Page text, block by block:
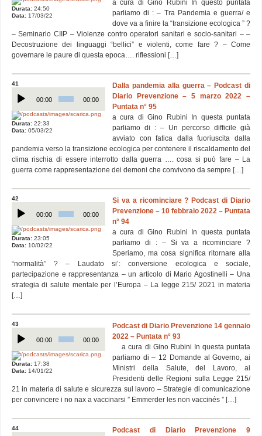
Durata: 24:50
Data: 17/03/22
a cura di Gino Rubini In questo puntata
parliamo di : – Tra Pandemia e guerra/ e
dove va a finire la “transizione ecologica ” ?
– Seminario CIIP – Violenze contro operatori sanitari e socio-sanitari – –
Decostruzione dei linguaggi “bellici” e violenti, come fare ? – Come
governare le paure di questa epoca…. riflessioni […]
41
Player
00:00 00:00
Durata: 22:33
Data: 05/03/22
Dalla pandemia alla guerra – Podcast di
Diario Prevenzione – 5 marzo 2022 –
Puntata n° 95
a cura di Gino Rubini In questa puntata
parliamo di : – Un percorso difficile già
avviato con fatica dalla fuoriuscita dalla
pandemia verso la transizione ecologica per contenere il riscaldamento del
clima rischia di essere interrotto dalla guerra …. cosa si può fare – La
guerra come rappresentazione dei demoni che convivono da sempre […]
42
Player
00:00 00:00
Durata: 23:05
Data: 10/02/22
Si va a ricominciare ? Podcast di Diario
Prevenzione – 10 febbraio 2022 – Puntata
n° 94
a cura di Gino Rubini In questa puntata
parliamo di : – Si va a ricominciare ?
Speriamo, ma cosa significa ritornare alla
“normalità” ? – Laudato si’: conversione ecologica e sociale,
partecipazione e rappresentanza – un articolo di Mario Agostinelli – Una
strategia di salute mentale per l’Europa – La legge 215/ 2021 in materia
[…]
43
Player
00:00 00:00
Durata: 17:38
Data: 14/01/22
Podcast di Diario Prevenzione 14 gennaio
2022 – Puntata n° 93
a cura di Gino Rubini In questa puntata
parliamo di – 12 Domande al Governo, ai
Ministri della Salute, del Lavoro, ai
Presidenti delle Regioni sulla Legge 215/
21 in materia di salute e sicurezza sul lavoro – Strategie di comunicazione
per convincere i no nax a vaccinarsi ” Emmerder les non vaccinés ” […]
44
Podcast di Diario Prevenzione 9